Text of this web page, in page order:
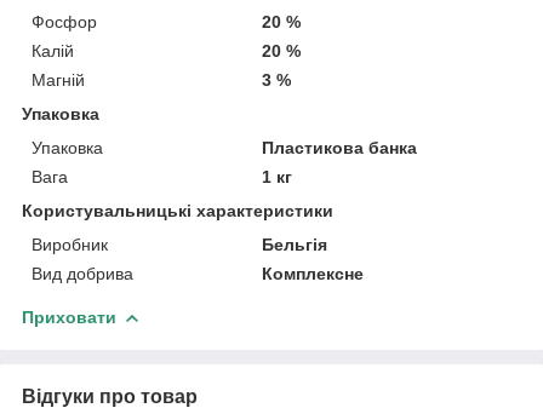
Фосфор
20 %
Калій
20 %
Магній
3 %
Упаковка
Упаковка
Пластикова банка
Вага
1 кг
Користувальницькі характеристики
Виробник
Бельгія
Вид добрива
Комплексне
Приховати
Відгуки про товар